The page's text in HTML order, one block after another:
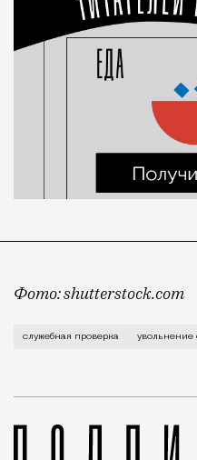
Фото: shutterstock.com
Об этом сообщила
служебная проверка увольнение